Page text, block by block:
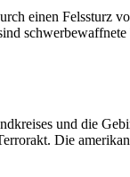
einen Felssturz
und die
Die